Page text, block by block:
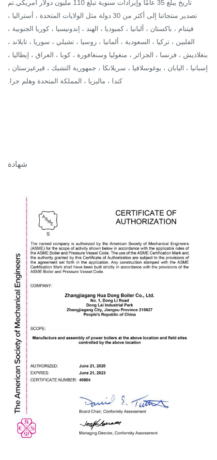
تاريخ يبلغ 35 عامًا وإيرادات سنوية تبلغ 110 مليون دولار أمريكي.تم
تصدير منتجاتنا إلى أكثر من 30 دولة مثل الولايات المتحدة ، أستراليا ،
فيتنام ، باكستان ، ألبانيا ، كمبوديا ، الهند ، إندونيسيا ، كوريا الجنوبية ،
الفلبين ، تركيا ، السعودية ، ألمانيا ، روسيا ، تشيلي ، سوريا ، تايلاند ،
، فرنسا ، الجزائر ، منغوليا وسنغافورة ، كوبا ، العراق ، إيطاليا ،
، اليابان ، يوغوسلافيا ، سريلانكا ، جمهورية التشيك ، قيرغيزستان ،
كندا ، ماليزيا ، المملكة المتحدة وهلم جرا.
شهادة